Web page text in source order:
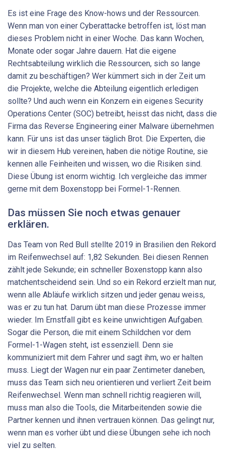
Es ist eine Frage des Know-hows und der Ressourcen.
Wenn man von einer Cyberattacke betroffen ist, löst man
dieses Problem nicht in einer Woche. Das kann Wochen,
Monate oder sogar Jahre dauern. Hat die eigene
Rechtsabteilung wirklich die Ressourcen, sich so lange
damit zu beschäftigen? Wer kümmert sich in der Zeit um
die Projekte, welche die Abteilung eigentlich erledigen
sollte? Und auch wenn ein Konzern ein eigenes Security
Operations Center (SOC) betreibt, heisst das nicht, dass die
Firma das Reverse Engineering einer Malware übernehmen
kann. Für uns ist das unser täglich Brot. Die Experten, die
wir in diesem Hub vereinen, haben die nötige Routine, sie
kennen alle Feinheiten und wissen, wo die Risiken sind.
Diese Übung ist enorm wichtig. Ich vergleiche das immer
gerne mit dem Boxenstopp bei Formel-1-Rennen.
Das müssen Sie noch etwas genauer
erklären.
Das Team von Red Bull stellte 2019 in Brasilien den Rekord
im Reifenwechsel auf: 1,82 Sekunden. Bei diesen Rennen
zählt jede Sekunde; ein schneller Boxenstopp kann also
matchentscheidend sein. Und so ein Rekord erzielt man nur,
wenn alle Abläufe wirklich sitzen und jeder genau weiss,
was er zu tun hat. Darum übt man diese Prozesse immer
wieder. Im Ernstfall gibt es keine unwichtigen Aufgaben.
Sogar die Person, die mit einem Schildchen vor dem
Formel-1-Wagen steht, ist essenziell. Denn sie
kommuniziert mit dem Fahrer und sagt ihm, wo er halten
muss. Liegt der Wagen nur ein paar Zentimeter daneben,
muss das Team sich neu orientieren und verliert Zeit beim
Reifenwechsel. Wenn man schnell richtig reagieren will,
muss man also die Tools, die Mitarbeitenden sowie die
Partner kennen und ihnen vertrauen können. Das gelingt nur,
wenn man es vorher übt und diese Übungen sehe ich noch
viel zu selten.